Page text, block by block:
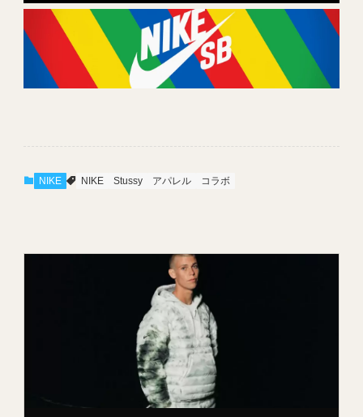
NIKE NIKE Stussy アパレル コラボ